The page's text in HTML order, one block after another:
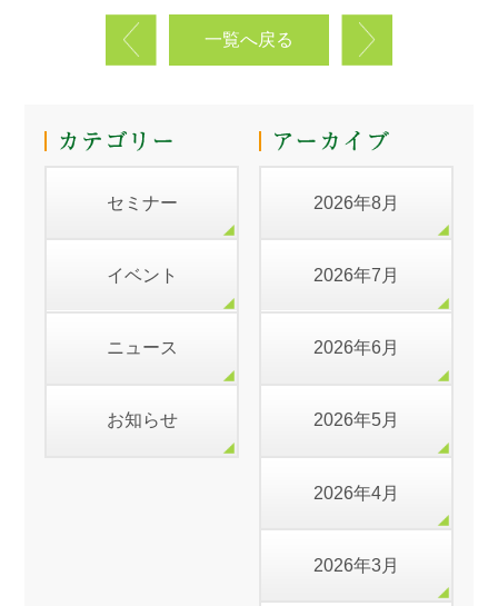
一覧へ戻る
セミナー
イベント
ニュース
お知らせ
2026年8月
2026年7月
2026年6月
2026年5月
2026年4月
2026年3月